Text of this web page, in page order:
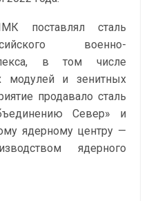
поставлял сталь
военно-
в том числе
модулей и зенитных
продавало сталь
Север» и
ядерному центру —
ядерного